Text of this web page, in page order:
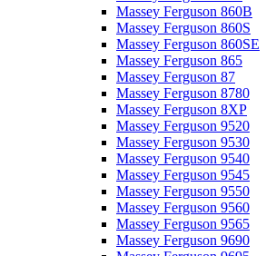
Massey Ferguson 860B
Massey Ferguson 860S
Massey Ferguson 860SE
Massey Ferguson 865
Massey Ferguson 87
Massey Ferguson 8780
Massey Ferguson 8XP
Massey Ferguson 9520
Massey Ferguson 9530
Massey Ferguson 9540
Massey Ferguson 9545
Massey Ferguson 9550
Massey Ferguson 9560
Massey Ferguson 9565
Massey Ferguson 9690